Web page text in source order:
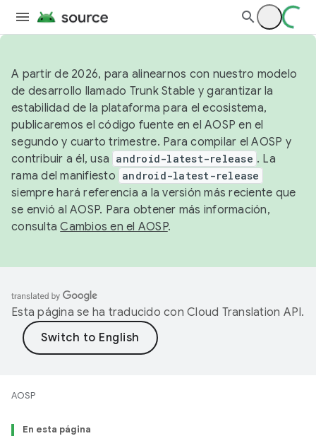
A partir de 2026, para alinearnos con nuestro modelo
de desarrollo llamado Trunk Stable y garantizar la
estabilidad de la plataforma para el ecosistema,
publicaremos el código fuente en el AOSP en el
segundo y cuarto trimestre. Para compilar el AOSP y
contribuir a él, usa android-latest-release . La
rama del manifiesto android-latest-release
siempre hará referencia a la versión más reciente que
se envió al AOSP. Para obtener más información,
consultaCambios en el AOSP.
Esta página se ha traducido con Cloud Translation API.
AOSP
En esta página